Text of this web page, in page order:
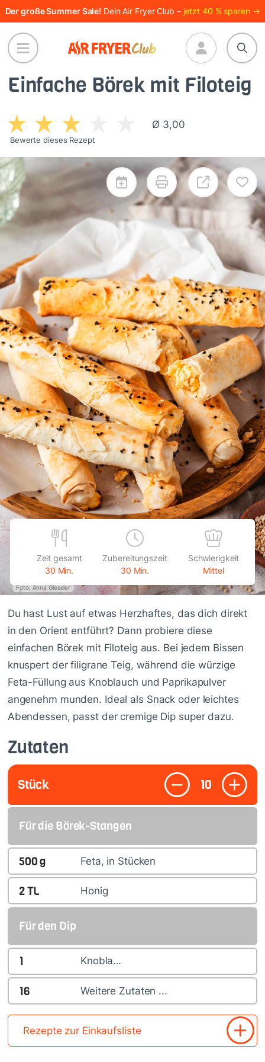
Direkt
zum
Inhalt
Der große Summer Sale! Dein Air Fryer Club – jetzt 40 % sparen →
Einfache Börek mit Filoteig
Ø 3,00
Bewerte dieses Rezept
Foto: Anna Gieseler
Zeit gesamt
30 Min.
Zubereitungszeit
30 Min.
Schwierigkeit
Mittel
Du hast Lust auf etwas Herzhaftes, das dich direkt
in den Orient entführt? Dann probiere diese
einfachen Börek mit Filoteig aus. Bei jedem Bissen
knuspert der filigrane Teig, während die würzige
Feta-Füllung aus Knoblauch und Paprikapulver
angenehm munden. Ideal als Snack oder leichtes
Abendessen, passt der cremige Dip super dazu.
Zutaten
Stück 10
Für die Börek-Stangen
500g Feta, in Stücken
2TL Honig
Für den Dip
1 Knobla…
16 Weitere Zutaten ...
Rezepte zur Einkaufsliste